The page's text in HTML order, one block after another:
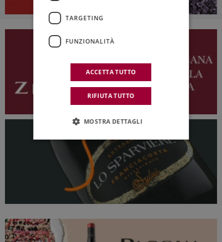
TARGETING
FUNZIONALITÀ
ACCETTA TUTTO
RIFIUTA TUTTO
MOSTRA DETTAGLI